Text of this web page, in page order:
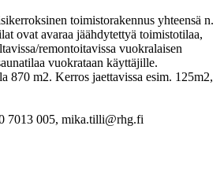
toimistorakennus yhteensä n.
ovat avaraa jäähdytettyä toimistotilaa,
remontoitavissa vuokralaisen
vuokrataan käyttäjille.
870 m2. Kerros jaettavissa esim. 125m2,
7013 005, mika.tilli@rhg.fi